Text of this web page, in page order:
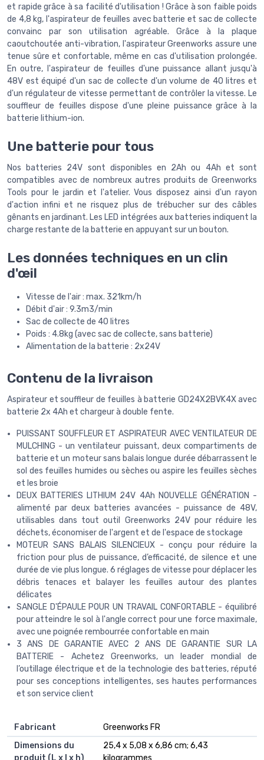
et rapide grâce à sa facilité d'utilisation ! Grâce à son faible poids
de 4,8 kg, l'aspirateur de feuilles avec batterie et sac de collecte
convainc par son utilisation agréable. Grâce à la plaque
caoutchoutée anti-vibration, l'aspirateur Greenworks assure une
tenue sûre et confortable, même en cas d'utilisation prolongée.
En outre, l'aspirateur de feuilles d'une puissance allant jusqu'à
48V est équipé d'un sac de collecte d'un volume de 40 litres et
d'un régulateur de vitesse permettant de contrôler la vitesse. Le
souffleur de feuilles dispose d'une pleine puissance grâce à la
batterie lithium-ion.
Une batterie pour tous
Nos batteries 24V sont disponibles en 2Ah ou 4Ah et sont
compatibles avec de nombreux autres produits de Greenworks
Tools pour le jardin et l'atelier. Vous disposez ainsi d'un rayon
d'action infini et ne risquez plus de trébucher sur des câbles
gênants en jardinant. Les LED intégrées aux batteries indiquent la
charge restante de la batterie en appuyant sur un bouton.
Les données techniques en un clin
d'œil
Vitesse de l'air : max. 321km/h
Débit d'air : 9.3m3/min
Sac de collecte de 40 litres
Poids : 4.8kg (avec sac de collecte, sans batterie)
Alimentation de la batterie : 2x24V
Contenu de la livraison
Aspirateur et souffleur de feuilles à batterie GD24X2BVK4X avec
batterie 2x 4Ah et chargeur à double fente.
PUISSANT SOUFFLEUR ET ASPIRATEUR AVEC VENTILATEUR DE
MULCHING - un ventilateur puissant, deux compartiments de
batterie et un moteur sans balais longue durée débarrassent le
sol des feuilles humides ou sèches ou aspire les feuilles sèches
et les broie
DEUX BATTERIES LITHIUM 24V 4Ah NOUVELLE GÉNÉRATION -
alimenté par deux batteries avancées - puissance de 48V,
utilisables dans tout outil Greenworks 24V pour réduire les
déchets, économiser de l'argent et de l'espace de stockage
MOTEUR SANS BALAIS SILENCIEUX - conçu pour réduire la
friction pour plus de puissance, d’efficacité, de silence et une
durée de vie plus longue. 6 réglages de vitesse pour déplacer les
débris tenaces et balayer les feuilles autour des plantes
délicates
SANGLE D'ÉPAULE POUR UN TRAVAIL CONFORTABLE - équilibré
pour atteindre le sol à l'angle correct pour une force maximale,
avec une poignée rembourrée confortable en main
3 ANS DE GARANTIE AVEC 2 ANS DE GARANTIE SUR LA
BATTERIE - Achetez Greenworks, un leader mondial de
l’outillage électrique et de la technologie des batteries, réputé
pour ses conceptions intelligentes, ses hautes performances
et son service client
Fabricant
‎Greenworks FR
Dimensions du
produit (L x l x h)
‎25,4 x 5,08 x 6,86 cm; 6,43
kilogrammes